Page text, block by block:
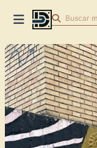
Buscar